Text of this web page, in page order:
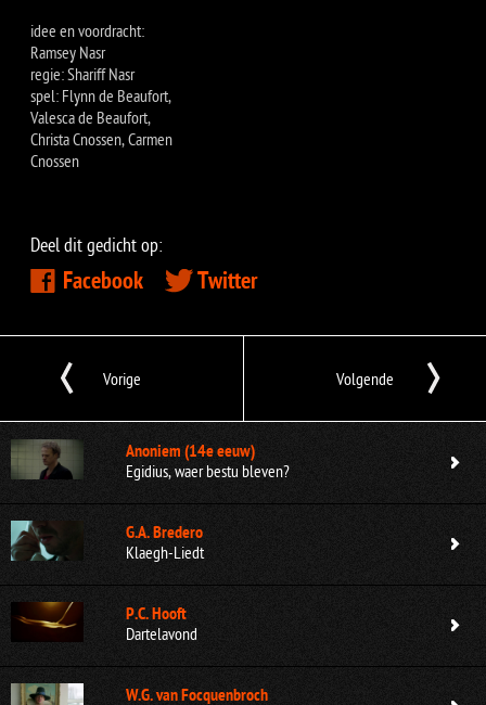
idee en voordracht:
Ramsey Nasr
regie: Shariff Nasr
spel: Flynn de Beaufort,
Valesca de Beaufort,
Christa Cnossen, Carmen
Cnossen
Deel dit gedicht op:
Facebook Twitter
Vorige Volgende
Anoniem (14e eeuw)
Egidius, waer bestu bleven?
G.A. Bredero
Klaegh-Liedt
P.C. Hooft
Dartelavond
W.G. van Focquenbroch